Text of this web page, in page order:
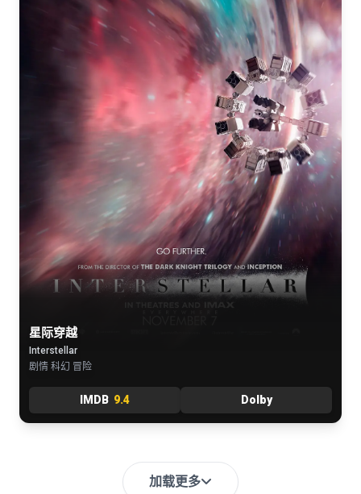
星际穿越
Interstellar
剧情 科幻 冒险
IMDB 9.4 Dolby
加载更多